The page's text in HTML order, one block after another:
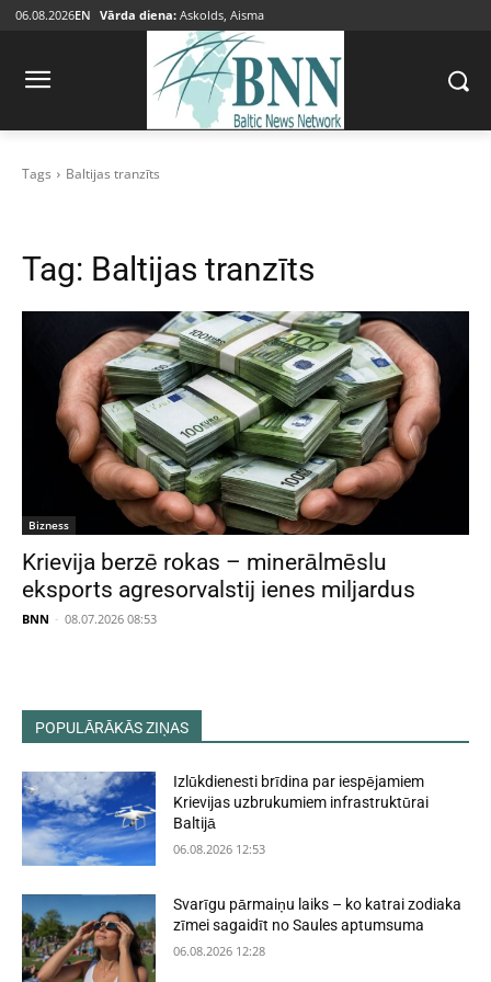
06.08.2026EN Vārda diena: Askolds, Aisma
Tags Baltijas tranzīts
Tag: Baltijas tranzīts
Bizness
Krievija berzē rokas – minerālmēslu
eksports agresorvalstij ienes miljardus
BNN - 08.07.2026 08:53
POPULĀRĀKĀS ZIŅAS
Izlūkdienesti brīdina par iespējamiem
Krievijas uzbrukumiem infrastruktūrai
Baltijā
06.08.2026 12:53
Svarīgu pārmaiņu laiks – ko katrai zodiaka
zīmei sagaidīt no Saules aptumsuma
06.08.2026 12:28